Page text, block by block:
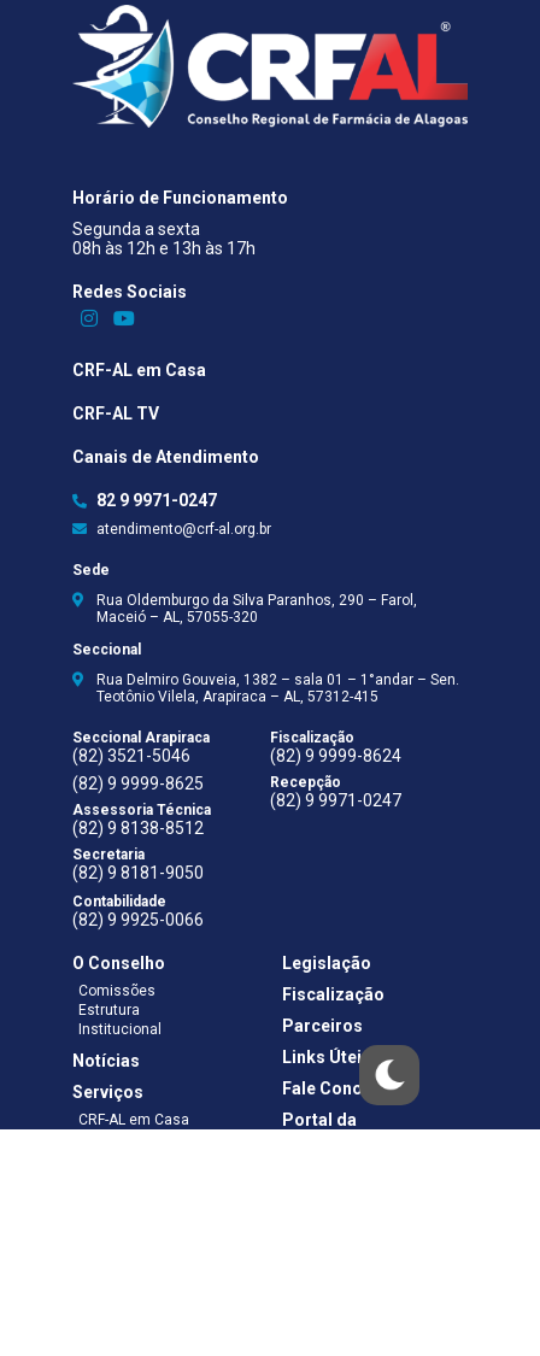
Horário de Funcionamento
Segunda a sexta
08h às 12h e 13h às 17h
Redes Sociais​
CRF-AL em Casa
CRF-AL TV
Canais de Atendimento
82 9 9971-0247
atendimento@crf-al.org.br
Sede
Rua Oldemburgo da Silva Paranhos, 290 – Farol,
Maceió – AL, 57055-320
Seccional
Rua Delmiro Gouveia, 1382 – sala 01 – 1°andar – Sen.
Teotônio Vilela, Arapiraca – AL, 57312-415
Seccional Arapiraca
(82) 3521-5046
(82) 9 9999-8625
Assessoria Técnica
(82) 9 8138-8512
Secretaria
(82) 9 8181-9050
Contabilidade
(82) 9 9925-0066
Fiscalização
(82) 9 9999-8624
Recepção
(82) 9 9971-0247
O Conselho
Comissões
Estrutura
Institucional
Notícias
Serviços
CRF-AL em Casa
Legislação
Fiscalização
Parceiros
Links Úteis
Fale Conosco
Portal da